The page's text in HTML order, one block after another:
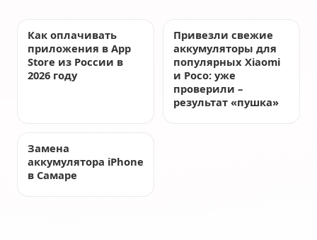
Как оплачивать
приложения в App
Store из России в
2026 году
Привезли свежие
аккумуляторы для
популярных Xiaomi
и Poco: уже
проверили –
результат «пушка»
Замена
аккумулятора iPhone
в Самаре